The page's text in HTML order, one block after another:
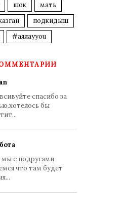
шок
мать
подкидыш
#аялауyou
спасибо за
бы
мы с подругами
что там будет